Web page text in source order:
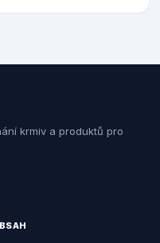
krmiv a produktů pro